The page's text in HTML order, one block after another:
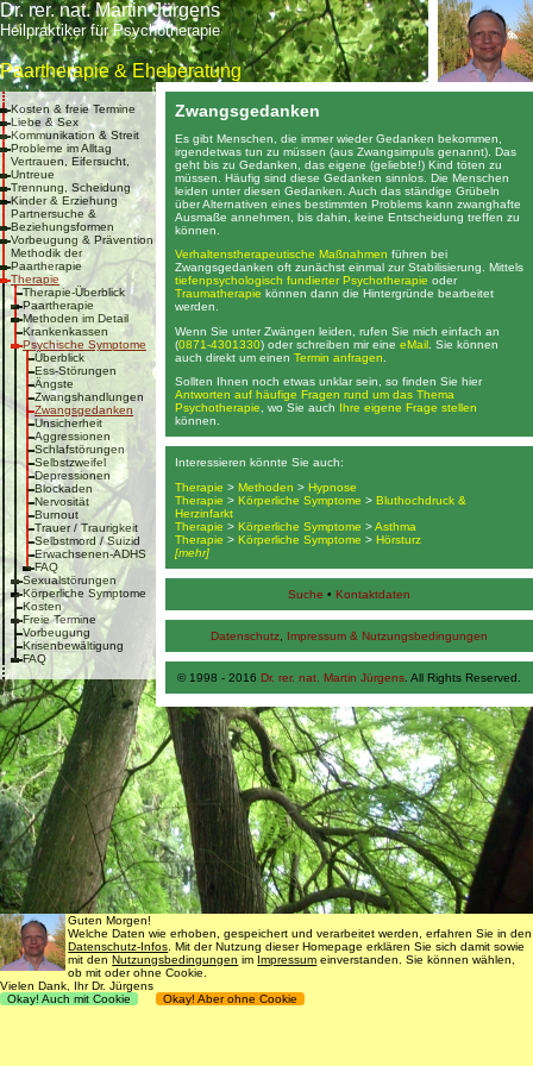
Dr. rer. nat. Martin Jürgens
Heilpraktiker für Psychotherapie
Paartherapie & Eheberatung
Kosten & freie Termine
Liebe & Sex
Kommunikation & Streit
Probleme im Alltag
Vertrauen, Eifersucht,
Untreue
Trennung, Scheidung
Kinder & Erziehung
Partnersuche &
Beziehungsformen
Vorbeugung & Prävention
Methodik der
Paartherapie
Therapie
Therapie-Überblick
Paartherapie
Methoden im Detail
Krankenkassen
Psychische Symptome
Überblick
Ess-Störungen
Ängste
Zwangshandlungen
Zwangsgedanken
Unsicherheit
Aggressionen
Schlafstörungen
Selbstzweifel
Depressionen
Blockaden
Nervosität
Burnout
Trauer / Traurigkeit
Selbstmord / Suizid
Erwachsenen-ADHS
FAQ
Sexualstörungen
Körperliche Symptome
Kosten
Freie Termine
Vorbeugung
Krisenbewältigung
FAQ
Zwangsgedanken
Es gibt Menschen, die immer wieder Gedanken bekommen,
irgendetwas tun zu müssen (aus Zwangsimpuls genannt). Das
geht bis zu Gedanken, das eigene (geliebte!) Kind töten zu
müssen. Häufig sind diese Gedanken sinnlos. Die Menschen
leiden unter diesen Gedanken. Auch das ständige Grübeln
über Alternativen eines bestimmten Problems kann zwanghafte
Ausmaße annehmen, bis dahin, keine Entscheidung treffen zu
können.
Verhaltenstherapeutische Maßnahmen führen bei
Zwangsgedanken oft zunächst einmal zur Stabilisierung. Mittels
tiefenpsychologisch fundierter Psychotherapie oder
Traumatherapie können dann die Hintergründe bearbeitet
werden.
Wenn Sie unter Zwängen leiden, rufen Sie mich einfach an
(0871-4301330) oder schreiben mir eine eMail . Sie können
auch direkt um einen Termin anfragen
Sollten Ihnen noch etwas unklar sein, so finden Sie hier
Antworten auf häufige Fragen rund um das Thema
Psychotherapie, wo Sie auch
Ihre eigene Frage stellen
können.
Interessieren könnte Sie auch:
Therapie > Methoden > Hypnose
Therapie > Körperliche Symptome > Bluthochdruck &
Herzinfarkt
Therapie > Körperliche Symptome >Asthma
Therapie > Körperliche Symptome > Hörsturz
[mehr]
Suche • Kontaktdaten
Datenschutz Impressum & Nutzungsbedingungen
© 1998 - 2016 Dr. rer. nat. Martin Jürgens . All Rights Reserved.
Guten Morgen!
Welche Daten wie erhoben, gespeichert und verarbeitet werden, erfahren Sie in den
Datenschutz-Infos . Mit der Nutzung dieser Homepage erklären Sie sich damit sowie
mit denNutzungsbedingungen im Impressum einverstanden. Sie können wählen,
ob mit oder ohne Cookie.
Vielen Dank, Ihr Dr. Jürgens
Okay! Auch mit Cookie
Okay! Aber ohne Cookie